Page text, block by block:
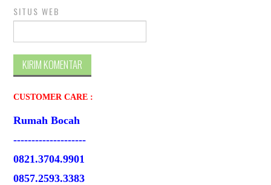
SITUS WEB
CUSTOMER CARE :
Rumah Bocah
--------------------
0821.3704.9901
0857.2593.3383